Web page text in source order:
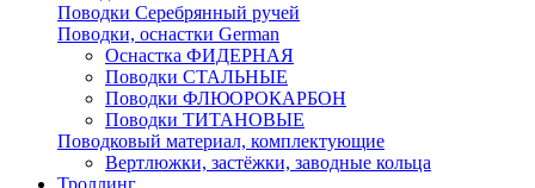
Поводки Серебрянный ручей
Поводки, оснастки German
Оснастка ФИДЕРНАЯ
Поводки СТАЛЬНЫЕ
Поводки ФЛЮОРОКАРБОН
Поводки ТИТАНОВЫЕ
Поводковый материал, комплектующие
Вертлюжки, застёжки, заводные кольца
Троллинг